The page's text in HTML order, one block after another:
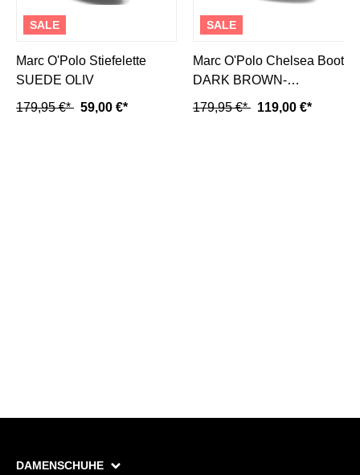
SALE
Marc O'Polo Stiefelette
SUEDE OLIV
179,95 €* 59,00 €*
SALE
Marc O'Polo Chelsea Boots
DARK BROWN-
dunkelbraun
179,95 €* 119,00 €*
DAMENSCHUHE